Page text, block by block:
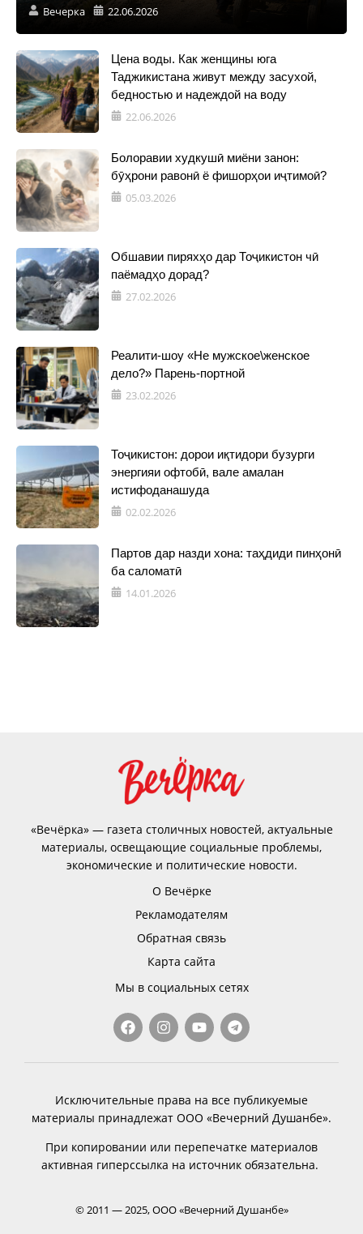
Вечерка 22.06.2026
Цена воды. Как женщины юга
Таджикистана живут между засухой,
бедностью и надеждой на воду
22.06.2026
Болоравии худкушӣ миёни занон:
бӯҳрони равонӣ ё фишорҳои иҷтимоӣ?
05.03.2026
Обшавии пиряхҳо дар Тоҷикистон чӣ
паёмадҳо дорад?
27.02.2026
Реалити-шоу «Не мужское\женское
дело?» Парень-портной
23.02.2026
Тоҷикистон: дорои иқтидори бузурги
энергияи офтобӣ, вале амалан
истифоданашуда
02.02.2026
Партов дар назди хона: таҳдиди пинҳонӣ
ба саломатӣ
14.01.2026
«Вечёрка» — газета столичных новостей, актуальные
материалы, освещающие социальные проблемы,
экономические и политические новости.
О Вечёрке
Рекламодателям
Обратная связь
Карта сайта
Мы в социальных сетях
Исключительные права на все публикуемые
материалы принадлежат ООО «Вечерний Душанбе».
При копировании или перепечатке материалов
активная гиперссылка на источник обязательна.
© 2011 — 2025, ООО «Вечерний Душанбе»